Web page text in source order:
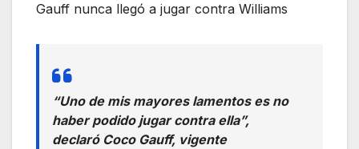
Gauff nunca llegó a jugar contra Williams
“Uno de mis mayores lamentos es no
haber podido jugar contra ella”,
declaró Coco Gauff, vigente